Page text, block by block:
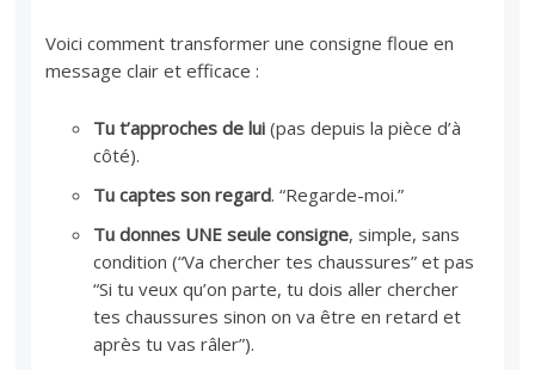
Voici comment transformer une consigne floue en
message clair et efficace :
Tu t’approches de lui (pas depuis la pièce d’à
côté).
Tu captes son regard. “Regarde-moi.”
Tu donnes UNE seule consigne, simple, sans
condition (“Va chercher tes chaussures” et pas
“Si tu veux qu’on parte, tu dois aller chercher
tes chaussures sinon on va être en retard et
après tu vas râler”).